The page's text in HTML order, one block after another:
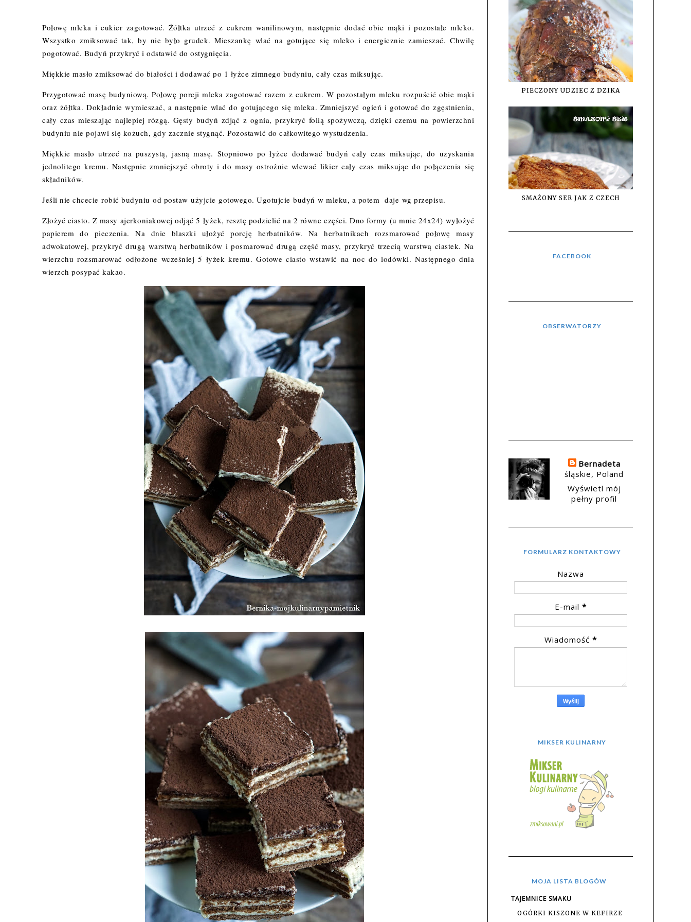
Połowę mleka i cukier zagotować. Żółtka utrzeć z cukrem wanilinowym, następnie dodać obie mąki i pozostałe mleko.
Wszystko zmiksować tak, by nie było grudek. Mieszankę wlać na gotujące się mleko i energicznie zamieszać. Chwilę
pogotować. Budyń przykryć i odstawić do ostygnięcia.
Miękkie masło zmiksować do białości i dodawać po 1 łyżce zimnego budyniu, cały czas miksując.
Przygotować masę budyniową. Połowę porcji mleka zagotować razem z cukrem. W pozostałym mleku rozpuścić obie mąki
oraz żółtka. Dokładnie wymieszać, a następnie wlać do gotującego się mleka. Zmniejszyć ogień i gotować do zgęstnienia,
cały czas mieszając najlepiej rózgą. Gęsty budyń zdjąć z ognia, przykryć folią spożywczą, dzięki czemu na powierzchni
budyniu nie pojawi się kożuch, gdy zacznie stygnąć. Pozostawić do całkowitego wystudzenia.
Miękkie masło utrzeć na puszystą, jasną masę. Stopniowo po łyżce dodawać budyń cały czas miksując, do uzyskania
jednolitego kremu. Następnie zmniejszyć obroty i do masy ostrożnie wlewać likier cały czas miksując do połączenia się
składników.
Jeśli nie chcecie robić budyniu od postaw użyjcie gotowego. Ugotujcie budyń w mleku, a potem daje wg przepisu.
Złożyć ciasto. Z masy ajerkoniakowej odjąć 5 łyżek, resztę podzielić na 2 równe części. Dno formy (u mnie 24x24) wyłożyć
papierem do pieczenia. Na dnie blaszki ułożyć porcję herbatników. Na herbatnikach rozsmarować połowę masy
adwokatowej, przykryć drugą warstwą herbatników i posmarować drugą część masy, przykryć trzecią warstwą ciastek. Na
wierzchu rozsmarować odłożone wcześniej 5 łyżek kremu. Gotowe ciasto wstawić na noc do lodówki. Następnego dnia
wierzch posypać kakao.
PIECZONY UDZIEC Z DZIKA
SMAŻONY SER JAK Z CZECH
FACEBOOK
OBSERWATORZY
Bernadeta
śląskie, Poland
Wyświetl mój
pełny profil
FORMULARZ KONTAKTOWY
Nazwa
E-mail *
Wiadomość *
MIKSER KULINARNY
MOJA LISTA BLOGÓW
TAJEMNICE SMAKU
OGÓRKI KISZONE W KEFIRZE